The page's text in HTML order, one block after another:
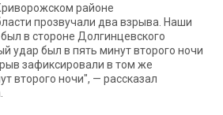
районе
прозвучали два взрыва. Наши
в стороне Долгинцевского
удар был в пять минут второго ночи
зафиксировали в том же
второго ночи", — рассказал